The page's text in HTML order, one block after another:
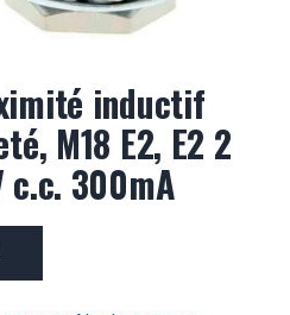
inductif
M18 E2, E2 2
300mA